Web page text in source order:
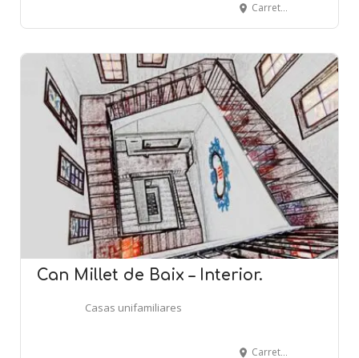
Carretera de Puiggraciós, 1 - L'AMETLLA DEL VALLÈS
Can Millet de Baix – Interior.
Casas unifamiliares
Carretera de Puiggraciós, 1 - L'AMETLLA DEL VALLÈS